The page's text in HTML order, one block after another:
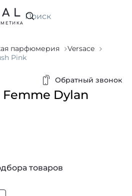
Искать
парфюмерия
Versace
Pink
Обратный звонок
Femme Dylan
товаров